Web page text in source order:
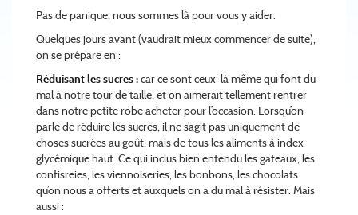
Pas de panique, nous sommes là pour vous y aider.
Quelques jours avant (vaudrait mieux commencer de suite),
on se prépare en :
Réduisant les sucres :car ce sont ceux-là même qui font du
mal à notre tour de taille, et on aimerait tellement rentrer
dans notre petite robe acheter pour l’occasion. Lorsqu’on
parle de réduire les sucres, il ne s’agit pas uniquement de
choses sucrées au goût, mais de tous les aliments à index
glycémique haut. Ce qui inclus bien entendu les gateaux, les
confisreies, les viennoiseries, les bonbons, les chocolats
qu’on nous a offerts et auxquels on a du mal à résister. Mais
aussi :